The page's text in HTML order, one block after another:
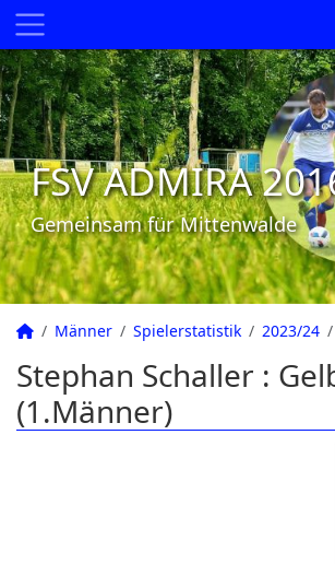
FSV ADMIRA
Gemeinsam für Mittenwalde
Männer Spielerstatistik 2023/24
Stephan Schaller :
(1.Männer)